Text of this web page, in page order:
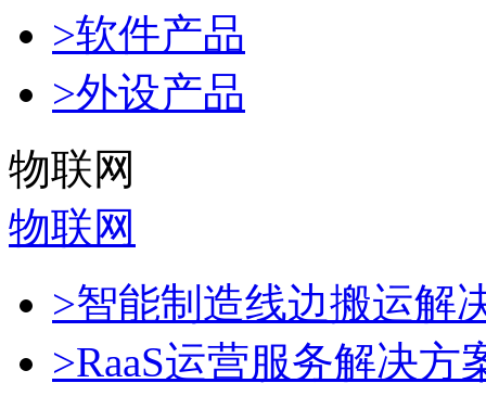
>软件产品
>外设产品
物联网
物联网
>智能制造线边搬运解
>RaaS运营服务解决方